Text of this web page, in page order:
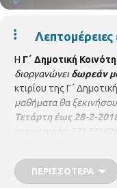
Η Γ΄ Δημοτική
διοργανώνει δωρεάν
κτιρίου της Γ΄
μαθήματα θα
Τετάρτη έως 28-2-
προτεραιότητας.
ΠΕΡΙΣΣΌΤΕΡΑ